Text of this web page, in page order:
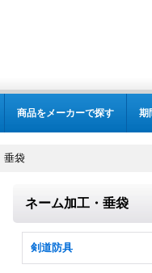
商品をメーカーで探す 期
垂袋
ネーム加工・垂袋
剣道防具